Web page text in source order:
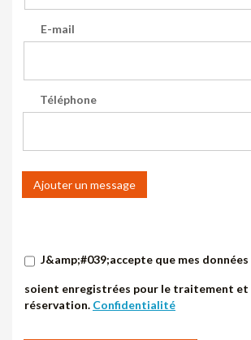
E-mail
Téléphone
Ajouter un message
soient enregistrées pour le traitement et
réservation. Confidentialité